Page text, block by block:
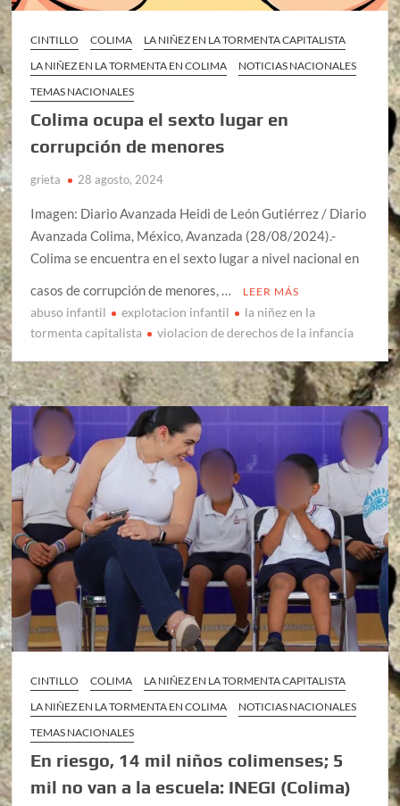
CINTILLO COLIMA
LA NIÑEZ EN LA TORMENTA CAPITALISTA
LA NIÑEZ EN LA TORMENTA EN COLIMA
NOTICIAS NACIONALES
TEMAS NACIONALES
Colima ocupa el sexto lugar en
corrupción de menores
grieta 28 agosto, 2024
Imagen: Diario Avanzada Heidi de León Gutiérrez / Diario
Avanzada Colima, México, Avanzada (28/08/2024).-
Colima se encuentra en el sexto lugar a nivel nacional en
casos de corrupción de menores, …
LEER MÁS
abuso infantil explotacion infantil
la niñez en la
tormenta capitalista
violacion de derechos de la infancia
CINTILLO COLIMA
LA NIÑEZ EN LA TORMENTA CAPITALISTA
LA NIÑEZ EN LA TORMENTA EN COLIMA
NOTICIAS NACIONALES
TEMAS NACIONALES
En riesgo, 14 mil niños colimenses; 5
mil no van a la escuela: INEGI (Colima)